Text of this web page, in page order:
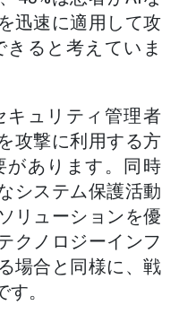
迅速に適用して攻
ると考えていま
キュリティ管理者
攻撃に利用する方
があります。同時
システム保護活動
リューションを優
クノロジーインフ
場合と同様に、戦
。